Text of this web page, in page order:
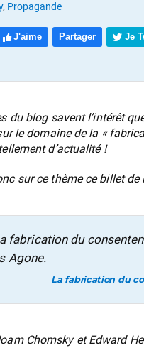
, Propagande
J'aime Partager Je
du blog savent l’intérêt
le domaine de la «
d’actualité !
sur ce thème ce billet de
fabrication du
Agone.
La fabrication du
Chomsky et Edward